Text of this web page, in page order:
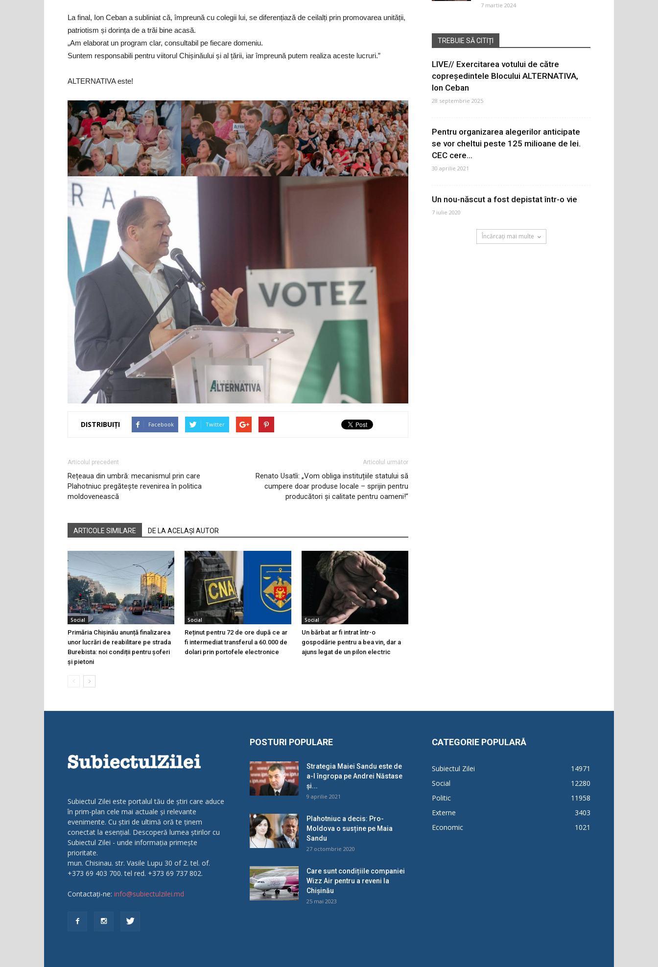
La final, Ion Ceban a subliniat că, împreună cu colegii lui, se diferențiază de ceilalți prin promovarea unității,
patriotism și dorința de a trăi bine acasă.
„Am elaborat un program clar, consultabil pe fiecare domeniu.
Suntem responsabili pentru viitorul Chișinăului și al țării, iar împreună putem realiza aceste lucruri.”
ALTERNATIVA este!
DISTRIBUIȚI Facebook Twitter
Articolul precedent
Rețeaua din umbră: mecanismul prin care
Plahotniuc pregătește revenirea în politica
moldovenească
Articolul următor
Renato Usatîi: „Vom obliga instituțiile statului să
cumpere doar produse locale – sprijin pentru
producători și calitate pentru oameni!”
ARTICOLE SIMILARE DE LA ACELAȘI AUTOR
Social
Primăria Chișinău anunță finalizarea
unor lucrări de reabilitare pe strada
Burebista: noi condiții pentru șoferi
și pietoni
Social
Reținut pentru 72 de ore după ce ar
fi intermediat transferul a 60.000 de
dolari prin portofele electronice
Social
Un bărbat ar fi intrat într-o
gospodărie pentru a bea vin, dar a
ajuns legat de un pilon electric
7 martie 2024
TREBUIE SĂ CITIȚI
LIVE// Exercitarea votului de către
copreședintele Blocului ALTERNATIVA,
Ion Ceban
28 septembrie 2025
Pentru organizarea alegerilor anticipate
se vor cheltui peste 125 milioane de lei.
CEC cere...
30 aprilie 2021
Un nou-născut a fost depistat într-o vie
7 iulie 2020
Încărcați mai multe
Subiectul Zilei este portalul tău de știri care aduce
în prim-plan cele mai actuale și relevante
evenimente. Cu știri de ultimă oră te ținem
conectat la esențial. Descoperă lumea știrilor cu
Subiectul Zilei - unde informația primește
prioritate.
mun. Chisinau. str. Vasile Lupu 30 of 2. tel. of.
+373 69 403 700. tel red. +373 69 737 802.
Contactați-ne: info@subiectulzilei.md
POSTURI POPULARE
Strategia Maiei Sandu este de
a-l îngropa pe Andrei Năstase
și...
9 aprilie 2021
Plahotniuc a decis: Pro-
Moldova o susține pe Maia
Sandu
27 octombrie 2020
Care sunt condițiile companiei
Wizz Air pentru a reveni la
Chișinău
25 mai 2023
CATEGORIE POPULARĂ
Subiectul Zilei
14971
Social
12280
Politic
11958
Externe
3403
Economic
1021